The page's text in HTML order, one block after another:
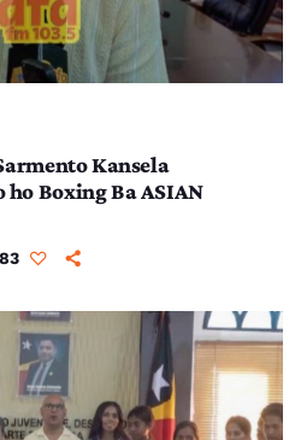
Kansela
Boxing Ba ASIAN